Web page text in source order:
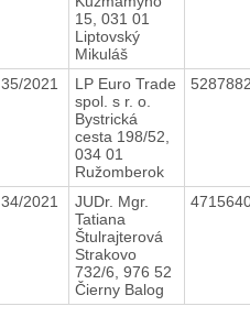
15, 031 01
Liptovský
Mikuláš
35/2021
LP Euro Trade
spol. s r. o.
Bystrická
cesta 198/52,
034 01
Ružomberok
34/2021
JUDr. Mgr.
Tatiana
Štulrajterová
Strakovo
732/6, 976 52
Čierny Balog